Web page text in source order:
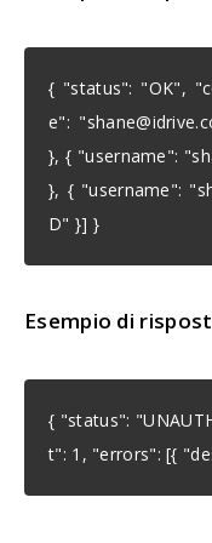
{ "status": "OK",
e": "
}, { "username": "
}, { "username": "
D" }] }
Esempio di
{ "status":
t": 1, "errors": [{